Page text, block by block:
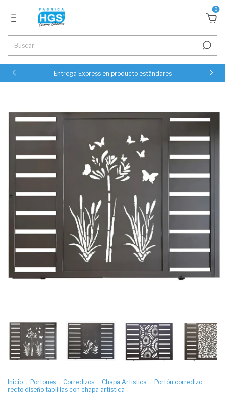
0
Entrega Express en producto estándares
Inicio . Portones . Corredizos . Chapa Artistica . Portón corredizo
recto diseño tablillas con chapa artística